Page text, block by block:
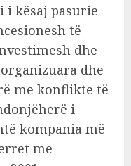
i kësaj pasurie
të
dhe
dhe
me konflikte të
i
kompania më
me